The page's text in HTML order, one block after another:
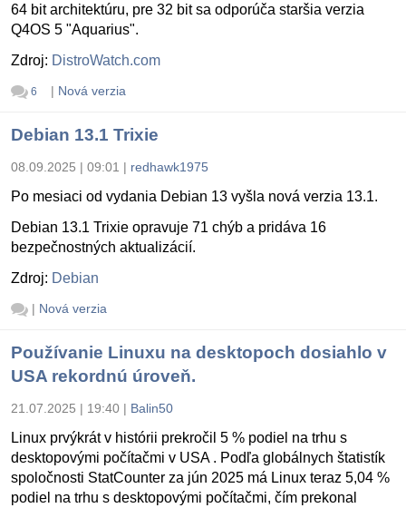
64 bit architektúru, pre 32 bit sa odporúča staršia verzia
Q4OS 5 "Aquarius".
Zdroj: DistroWatch.com
6 | Nová verzia
Debian 13.1 Trixie
08.09.2025 | 09:01 | redhawk1975
Po mesiaci od vydania Debian 13 vyšla nová verzia 13.1.
Debian 13.1 Trixie opravuje 71 chýb a pridáva 16
bezpečnostných aktualizácií.
Zdroj: Debian
| Nová verzia
Používanie Linuxu na desktopoch dosiahlo v
USA rekordnú úroveň.
21.07.2025 | 19:40 | Balin50
Linux prvýkrát v histórii prekročil 5 % podiel na trhu s
desktopovými počítačmi v USA . Podľa globálnych štatistík
spoločnosti StatCounter za jún 2025 má Linux teraz 5,04 %
podiel na trhu s desktopovými počítačmi, čím prekonal